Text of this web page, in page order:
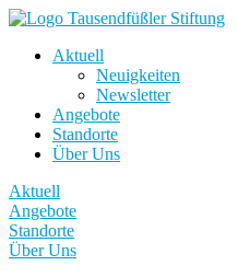
Aktuell
Neuigkeiten
Newsletter
Angebote
Standorte
Über Uns
Aktuell
Angebote
Standorte
Über Uns